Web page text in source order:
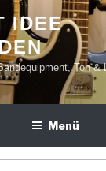
IDEE
Ton &
Menü